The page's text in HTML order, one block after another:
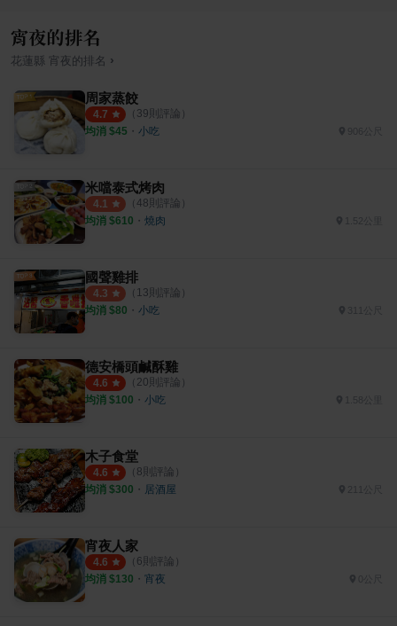
宵夜的排名
花蓮縣 宵夜 的排名 ›
周家蒸餃
4.7 （ 39則評論）
均消 $45 ・ 小吃
米噹泰式烤肉
4.1 （ 48則評論）
均消 $610 ・ 燒肉 1.52公里
國聲雞排
4.3 （ 13則評論）
均消 $80 ・ 小吃
德安橋頭鹹酥雞
4.6 （ 20則評論）
均消 $100 ・ 小吃 1.58公里
木子食堂
4.6 （ 8則評論）
均消 $300 ・ 居酒屋 211公尺
宵夜人家
4.6 （ 6則評論）
均消 $130 ・ 宵夜